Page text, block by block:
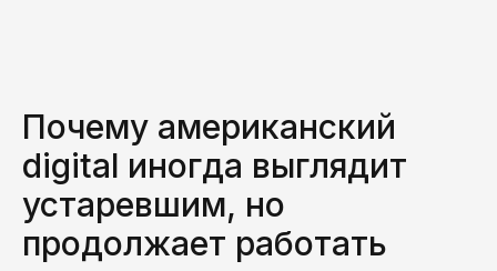
Почему американский
digital иногда выглядит
устаревшим, но
продолжает работать